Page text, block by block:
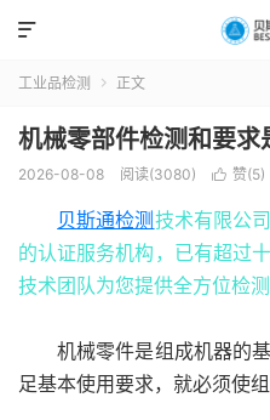

工业品检测  正文
机械零部件检测和要求
2026-08-08 阅读(3080)  赞(5)
贝斯通检测 技术有限公
的认证服务机构，已有超过
技术团队为您提供全方位检测
机械零件是组成机器的基
足基本使用要求，就必须使